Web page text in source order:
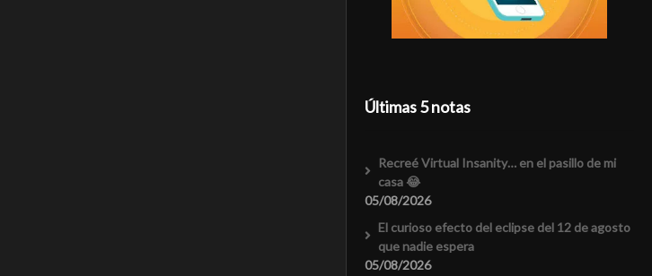
Últimas 5 notas
Recreé Virtual Insanity… en el pasillo de mi
casa 😂
05/08/2026
El curioso efecto del eclipse del 12 de agosto
que nadie espera
05/08/2026